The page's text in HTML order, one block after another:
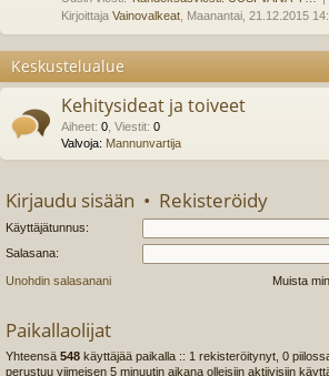
Kirjoittaja Vainovalkeat , Maanantai, 21.12.2015
Keskustelualue
Kehitysideat ja toiveet
Aiheet: 0 Viestit: 0
Valvoja: Mannunvartija
Kirjaudu sisään • Rekisteröidy
Käyttäjätunnus:
Salasana:
Unohdin salasanani Muista
Paikallaolijat
Yhteensä 548 käyttäjää paikalla :: 1 rekisteröitynyt, 0
perustuu viimeisen 5 minuutin aikana olleisiin aktiivisiin